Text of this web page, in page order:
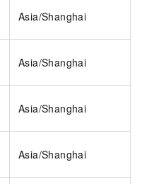
Asia/Shanghai
Asia/Shanghai
Asia/Shanghai
Asia/Shanghai